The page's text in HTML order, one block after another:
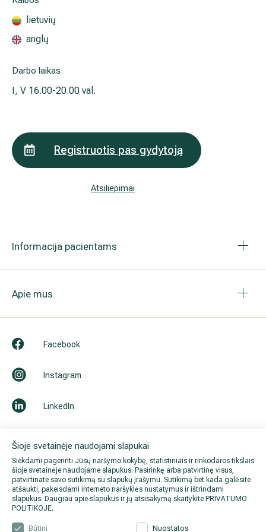
Šioje svetainėje naudojami slapukai
Siekdami pagerinti Jūsų naršymo kokybę, statistiniais ir rinkodaros tikslais
šioje svetainėje naudojame slapukus. Pasirinkę arba patvirtinę visus,
patvirtinate savo sutikimą su slapukų įrašymu. Sutikimą bet kada galėsite
atšaukti, pakeisdami interneto naršyklės nustatymus ir ištrindami
slapukus. Daugiau apie slapukus ir jų atsisakymą skaitykite PRIVATUMO
POLITIKOJE.
Būtini Nuostatos
lietuvių
anglų
Darbo laikas
I, V 16.00-20.00 val.
Registruotis pas gydytoją
Atsiliepimai
Informacija pacientams
Apie mus
Facebook
Instagram
LinkedIn
Išsiplėtusių kojų venų gydymas
Mamologija (Krūtų onkochirurgija)
Sveikatos patarimai